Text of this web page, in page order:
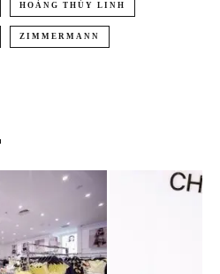
HOÀNG THÙY LINH
ZIMMERMANN